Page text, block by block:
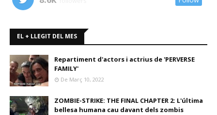
EL + LLEGIT DEL MES
Repartiment d'actors i actrius de 'PERVERSE
FAMILY'
De Març 10, 2022
ZOMBIE-STRIKE: THE FINAL CHAPTER 2: L'última
bellesa humana cau davant dels zombis